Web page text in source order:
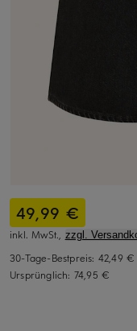
49,99 €
inkl. MwSt., zzgl.
30-Tage-Bestpreis: 42,49 €
Ursprünglich: 74,95 €